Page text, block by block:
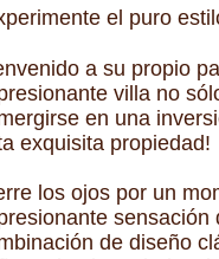
el puro
a su propio
villa no
en una
exquisita propiedad!
los ojos por un
de diseño